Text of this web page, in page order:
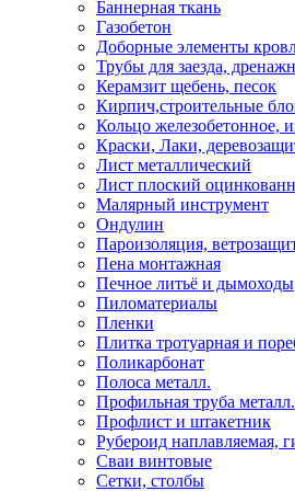
Баннерная ткань
Газобетон
Доборные элементы
Трубы для заезда,
Керамзит щебень, песок
Кирпич,строительные
Кольцо железобетонное,
Краски, Лаки,
Лист металлический
Лист плоский
Малярный инструмент
Ондулин
Пароизоляция,
Пена монтажная
Печное литьё и дымоходы
Пиломатериалы
Пленки
Плитка тротуарная и
Поликарбонат
Полоса металл.
Профильная труба металл.
Профлист и штакетник
Рубероид наплавляемая,
Сваи винтовые
Сетки, столбы